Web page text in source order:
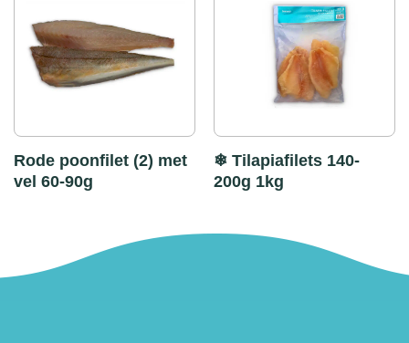
Rode poonfilet (2) met
vel 60-90g
❄ Tilapiafilets 140-
200g 1kg